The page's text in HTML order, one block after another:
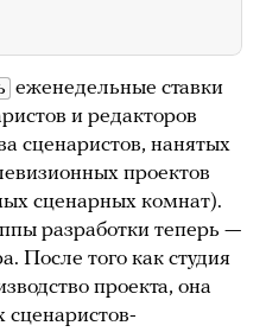
еженедельные ставки
и редакторов
сценаристов, нанятых
проектов
сценарных комнат).
разработки теперь —
После того как студия
проекта, она
сценаристов-